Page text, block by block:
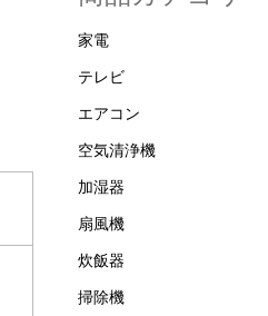
家電
テレビ
エアコン
空気清浄機
加湿器
扇風機
炊飯器
掃除機